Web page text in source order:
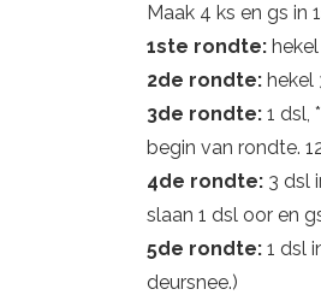
Maak 4 ks en gs in
1ste rondte:
2de rondte: hekel
3de rondte: 1 dsl,
begin van rondte.
4de rondte: 3 dsl
slaan 1 dsl oor en
5de rondte: 1 dsl
deursnee.)